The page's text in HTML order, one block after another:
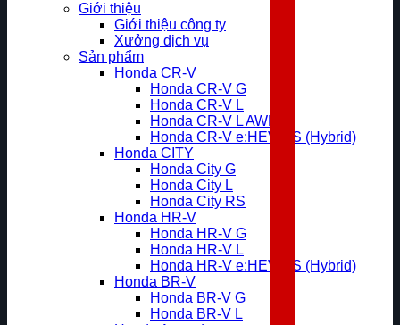
Giới thiệu
Giới thiệu công ty
Xưởng dịch vụ
Sản phẩm
Honda CR-V
Honda CR-V G
Honda CR-V L
Honda CR-V L AWD
Honda CR-V e:HEV RS (Hybrid)
Honda CITY
Honda City G
Honda City L
Honda City RS
Honda HR-V
Honda HR-V G
Honda HR-V L
Honda HR-V e:HEV RS (Hybrid)
Honda BR-V
Honda BR-V G
Honda BR-V L